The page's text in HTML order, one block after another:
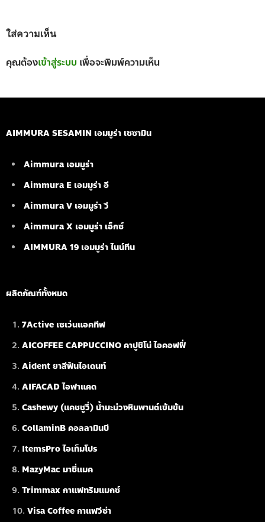
ใส่ความเห็น
คุณต้องเข้าสู่ระบบ เพื่อจะพิมพ์ความเห็น
AIMMURA SESAMIN เอมมูร่า เซซามิน
Aimmura เอมมูร่า
Aimmura E เอมมูร่า อี
Aimmura V เอมมูร่า วี
Aimmura X เอมมูร่า เอ็กซ์
AIMMURA 19 เอมมูร่า ไนน์ทีน
ผลิตภัณฑ์ทั้งหมด
7Active เซเว่นแอคทีฟ
AICOFFEE CAPPUCCINO คาปูชิโน่ ไอคอฟฟี่
Aident ยาสีฟันไอเดนท์
AIFACAD ไอฟาแคด
Cashewy (แคชชูวี่) น้ำมะม่วงหิมพานต์เข้มข้น
CollaminB คอลลามินบี
ItemsPro ไอเท็มโปร
MazyMac มาซี่แมค
Trimmax กาแฟทริมแมกซ์
Visa Coffee กาแฟวีซ่า